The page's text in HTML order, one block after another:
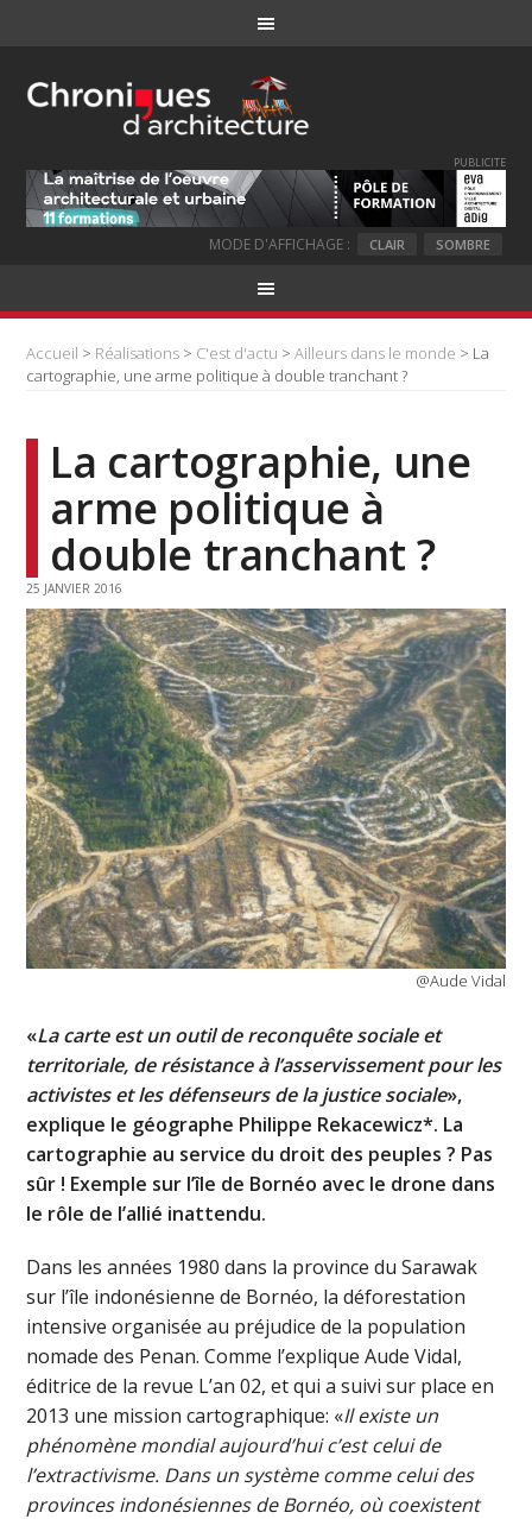
PUBLICITE
MODE D'AFFICHAGE : CLAIR SOMBRE
Accueil > Réalisations > C'est d'actu >Ailleurs dans le monde > La
cartographie, une arme politique à double tranchant ?
La cartographie, une
arme politique à
double tranchant ?
25 JANVIER 2016
@Aude Vidal
«La carte est un outil de reconquête sociale et
territoriale, de résistance à l’asservissement pour les
activistes et les défenseurs de la justice sociale»,
explique le géographe Philippe Rekacewicz*. La
cartographie au service du droit des peuples ? Pas
sûr ! Exemple sur l’île de Bornéo avec le drone dans
le rôle de l’allié inattendu.
Dans les années 1980 dans la province du Sarawak
sur l’île indonésienne de Bornéo, la déforestation
intensive organisée au préjudice de la population
nomade des Penan. Comme l’explique Aude Vidal,
éditrice de la revue L’an 02, et qui a suivi sur place en
2013 une mission cartographique: «Il existe un
phénomène mondial aujourd’hui c’est celui de
l’extractivisme. Dans un système comme celui des
provinces indonésiennes de Bornéo, où coexistent